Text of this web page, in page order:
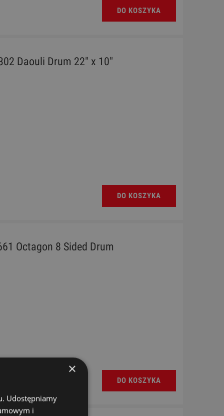
DO KOSZYKA
Daouli Drum 22" x 10"
DO KOSZYKA
Octagon 8 Sided Drum
DO KOSZYKA
×
Udostępniamy
i